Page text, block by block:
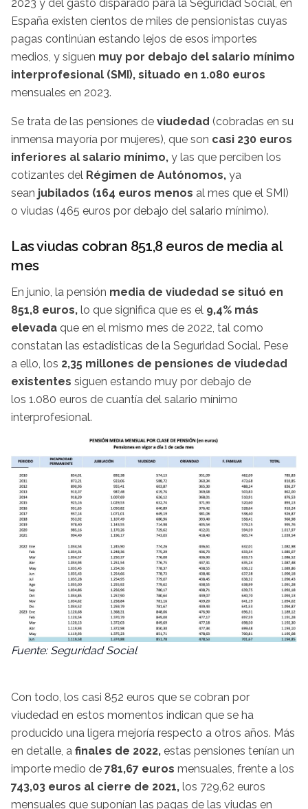
2023 y del gasto disparado para la Seguridad Social, en
España existen cientos de miles de pensionistas cuyas
pagas continúan estando lejos de esos importes
medios, y siguen muy por debajo del salario mínimo
interprofesional (SMI), situado en 1.080 euros
mensuales en 2023.
Se trata de las pensiones de viudedad (cobradas en su
inmensa mayoría por mujeres), que son casi 230 euros
inferiores al salario mínimo, y las que perciben los
cotizantes del Régimen de Autónomos, ya
sean jubilados (164 euros menos al mes que el SMI)
o viudas (465 euros por debajo del salario mínimo).
Las viudas cobran 851,8 euros de media al
mes
En junio, la pensión media de viudedad se situó en
851,8 euros, lo que significa que es el 9,4% más
elevada que en el mismo mes de 2022, tal como
constatan las estadísticas de la Seguridad Social. Pese
a ello, los 2,35 millones de pensiones de viudedad
existentes siguen estando muy por debajo de
los 1.080 euros de cuantía del salario mínimo
interprofesional.
Fuente: Seguridad Social
Con todo, los casi 852 euros que se cobran por
viudedad en estos momentos indican que se ha
producido una ligera mejoría respecto a otros años. Más
en detalle, a finales de 2022, estas pensiones tenían un
importe medio de 781,67 euros mensuales, frente a los
743,03 euros al cierre de 2021, los 729,62 euros
mensuales que suponían las pagas de las viudas en